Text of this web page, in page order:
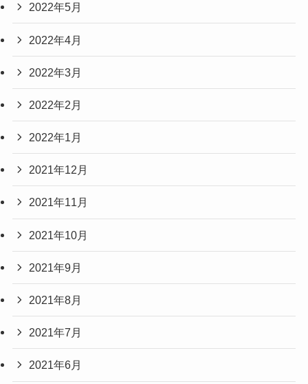
2022年5月
2022年4月
2022年3月
2022年2月
2022年1月
2021年12月
2021年11月
2021年10月
2021年9月
2021年8月
2021年7月
2021年6月